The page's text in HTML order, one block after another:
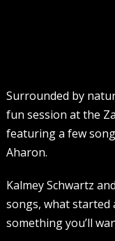
Surrounded by
fun session at the
featuring a few
Aharon.
Kalmey Schwartz
songs, what started
something you’ll